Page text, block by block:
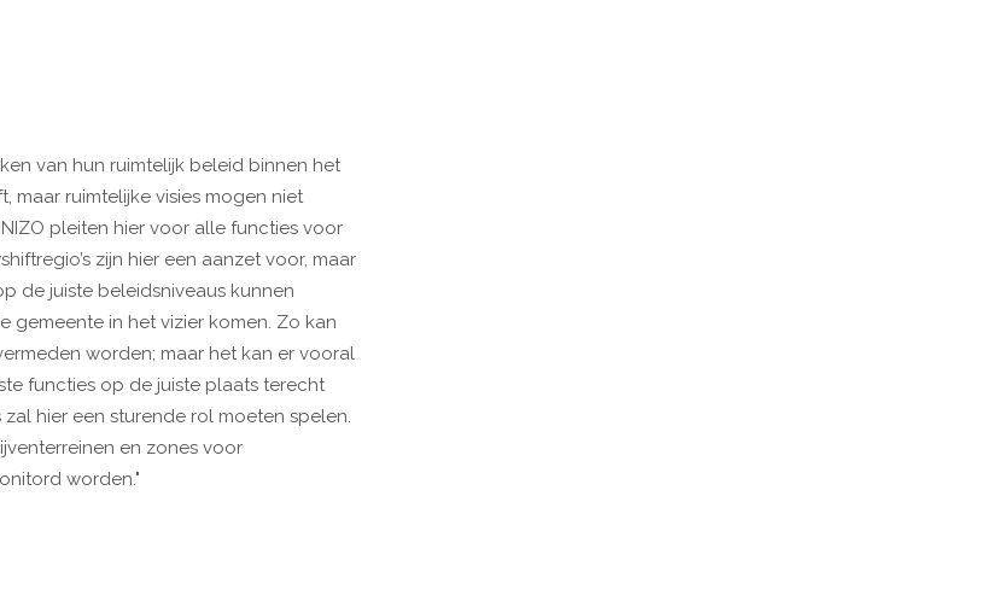
van hun ruimtelijk beleid binnen het
maar ruimtelijke visies mogen niet
pleiten hier voor alle functies voor
zijn hier een aanzet voor, maar
de juiste beleidsniveaus kunnen
gemeente in het vizier komen. Zo kan
worden; maar het kan er vooral
functies op de juiste plaats terecht
hier een sturende rol moeten spelen.
en zones voor
worden."